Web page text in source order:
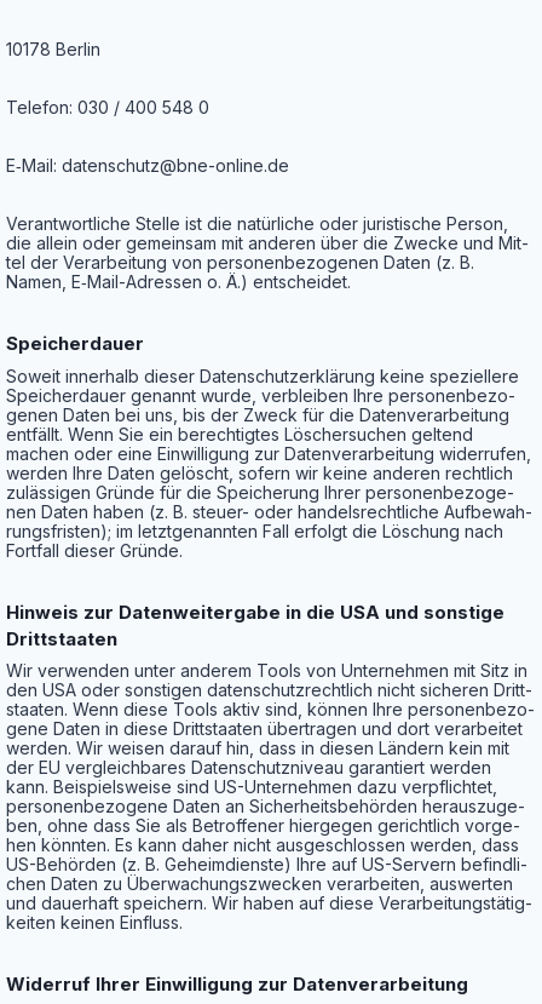
10178 Ber­lin
Tele­fon: 030 / 400 548 0
E‑Mail: datenschutz@bne-online.de
Ver­ant­wort­li­che Stel­le ist die natür­li­che oder juris­ti­sche Per­son,
die allein oder gemein­sam mit ande­ren über die Zwe­cke und Mit­
tel der Ver­ar­bei­tung von per­so­nen­be­zo­ge­nen Daten (z. B.
Namen, E‑Mail-Adres­sen o. Ä.) entscheidet.
Spei­cher­dau­er
Soweit inner­halb die­ser Daten­schutz­er­klä­rung kei­ne spe­zi­el­le­re
Spei­cher­dau­er genannt wur­de, ver­blei­ben Ihre per­so­nen­be­zo­
ge­nen Daten bei uns, bis der Zweck für die Daten­ver­ar­bei­tung
ent­fällt. Wenn Sie ein berech­tig­tes Löscher­su­chen gel­tend
machen oder eine Ein­wil­li­gung zur Daten­ver­ar­bei­tung wider­ru­fen,
wer­den Ihre Daten gelöscht, sofern wir kei­ne ande­ren recht­lich
zuläs­si­gen Grün­de für die Spei­che­rung Ihrer per­so­nen­be­zo­ge­
nen Daten haben (z. B. steu­er- oder han­dels­recht­li­che Auf­be­wah­
rungs­fris­ten); im letzt­ge­nann­ten Fall erfolgt die Löschung nach
Fort­fall die­ser Gründe.
Hin­weis zur Daten­wei­ter­ga­be in die USA und sons­ti­ge
Drittstaaten
Wir ver­wen­den unter ande­rem Tools von Unter­neh­men mit Sitz in
den USA oder sons­ti­gen daten­schutz­recht­lich nicht siche­ren Dritt­
staa­ten. Wenn die­se Tools aktiv sind, kön­nen Ihre per­so­nen­be­zo­
ge­ne Daten in die­se Dritt­staa­ten über­tra­gen und dort ver­ar­bei­tet
wer­den. Wir wei­sen dar­auf hin, dass in die­sen Län­dern kein mit
der EU ver­gleich­ba­res Daten­schutz­ni­veau garan­tiert wer­den
kann. Bei­spiels­wei­se sind US-Unter­neh­men dazu ver­pflich­tet,
per­so­nen­be­zo­ge­ne Daten an Sicher­heits­be­hör­den her­aus­zu­ge­
ben, ohne dass Sie als Betrof­fe­ner hier­ge­gen gericht­lich vor­ge­
hen könn­ten. Es kann daher nicht aus­ge­schlos­sen wer­den, dass
US-Behör­den (z. B. Geheim­diens­te) Ihre auf US-Ser­vern befind­li­
chen Daten zu Über­wa­chungs­zwe­cken ver­ar­bei­ten, aus­wer­ten
und dau­er­haft spei­chern. Wir haben auf die­se Ver­ar­bei­tungs­tä­tig­
kei­ten kei­nen Einfluss.
Wider­ruf Ihrer Ein­wil­li­gung zur Datenverarbeitung